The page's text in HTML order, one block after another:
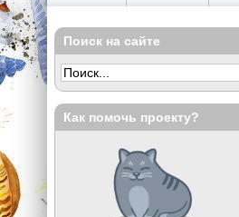
Поиск на сайте
Как помочь проекту?